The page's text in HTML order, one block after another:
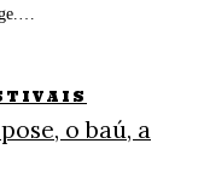
o baú, a